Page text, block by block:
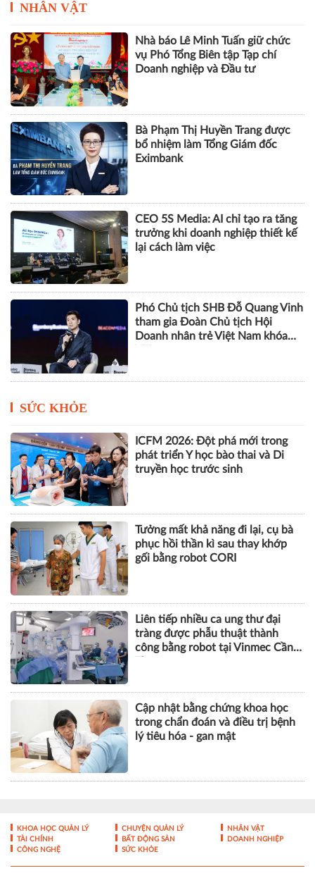
NHÂN VẬT
Nhà báo Lê Minh Tuấn giữ chức
vụ Phó Tổng Biên tập Tạp chí
Doanh nghiệp và Đầu tư
Bà Phạm Thị Huyền Trang được
bổ nhiệm làm Tổng Giám đốc
Eximbank
CEO 5S Media: AI chỉ tạo ra tăng
trưởng khi doanh nghiệp thiết kế
lại cách làm việc
Phó Chủ tịch SHB Đỗ Quang Vinh
tham gia Đoàn Chủ tịch Hội
Doanh nhân trẻ Việt Nam khóa
SỨC KHỎE
ICFM 2026: Đột phá mới trong
phát triển Y học bào thai và Di
truyền học trước sinh
Tưởng mất khả năng đi lại, cụ bà
phục hồi thần kì sau thay khớp
gối bằng robot CORI
Liên tiếp nhiều ca ung thư đại
tràng được phẫu thuật thành
công bằng robot tại Vinmec Cần
Cập nhật bằng chứng khoa học
trong chẩn đoán và điều trị bệnh
lý tiêu hóa - gan mật
KHOA HỌC QUẢN LÝ CHUYỆN QUẢN LÝ
NHÂN VẬT
TÀI CHÍNH
BẤT ĐỘNG SẢN
DOANH NGHIỆP
CÔNG NGHỆ
SỨC KHỎE